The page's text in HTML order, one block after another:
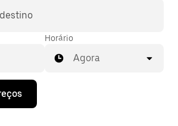
Horário
Agora